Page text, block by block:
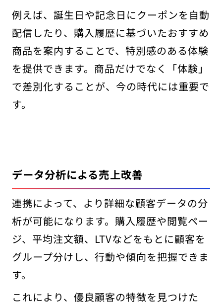
例えば、誕生日や記念日にクーポンを自動
配信したり、購入履歴に基づいたおすすめ
商品を案内することで、特別感のある体験
を提供できます。商品だけでなく「体験」
で差別化することが、今の時代には重要で
す。
データ分析による売上改善
連携によって、より詳細な顧客データの分
析が可能になります。購入履歴や閲覧ペー
ジ、平均注文額、LTVなどをもとに顧客を
グループ分けし、行動や傾向を把握できま
す。
これにより、優良顧客の特徴を見つけた